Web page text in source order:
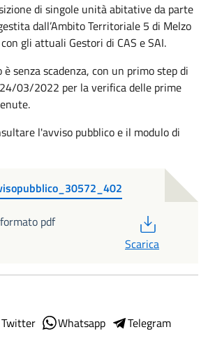
di singole unità abitative da parte
dall’Ambito Territoriale 5 di Melzo
gli attuali Gestori di CAS e SAI.
senza scadenza, con un primo step di
03/2022 per la verifica delle prime
l'avviso pubblico e il modulo di
pdf
Scarica
Twitter Whatsapp
Telegram